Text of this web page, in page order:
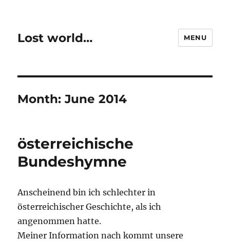
Lost world… MENU
Month:June 2014
österreichische
Bundeshymne
Anscheinend bin ich schlechter in
österreichischer Geschichte, als ich
angenommen hatte.
Meiner Information nach kommt unsere